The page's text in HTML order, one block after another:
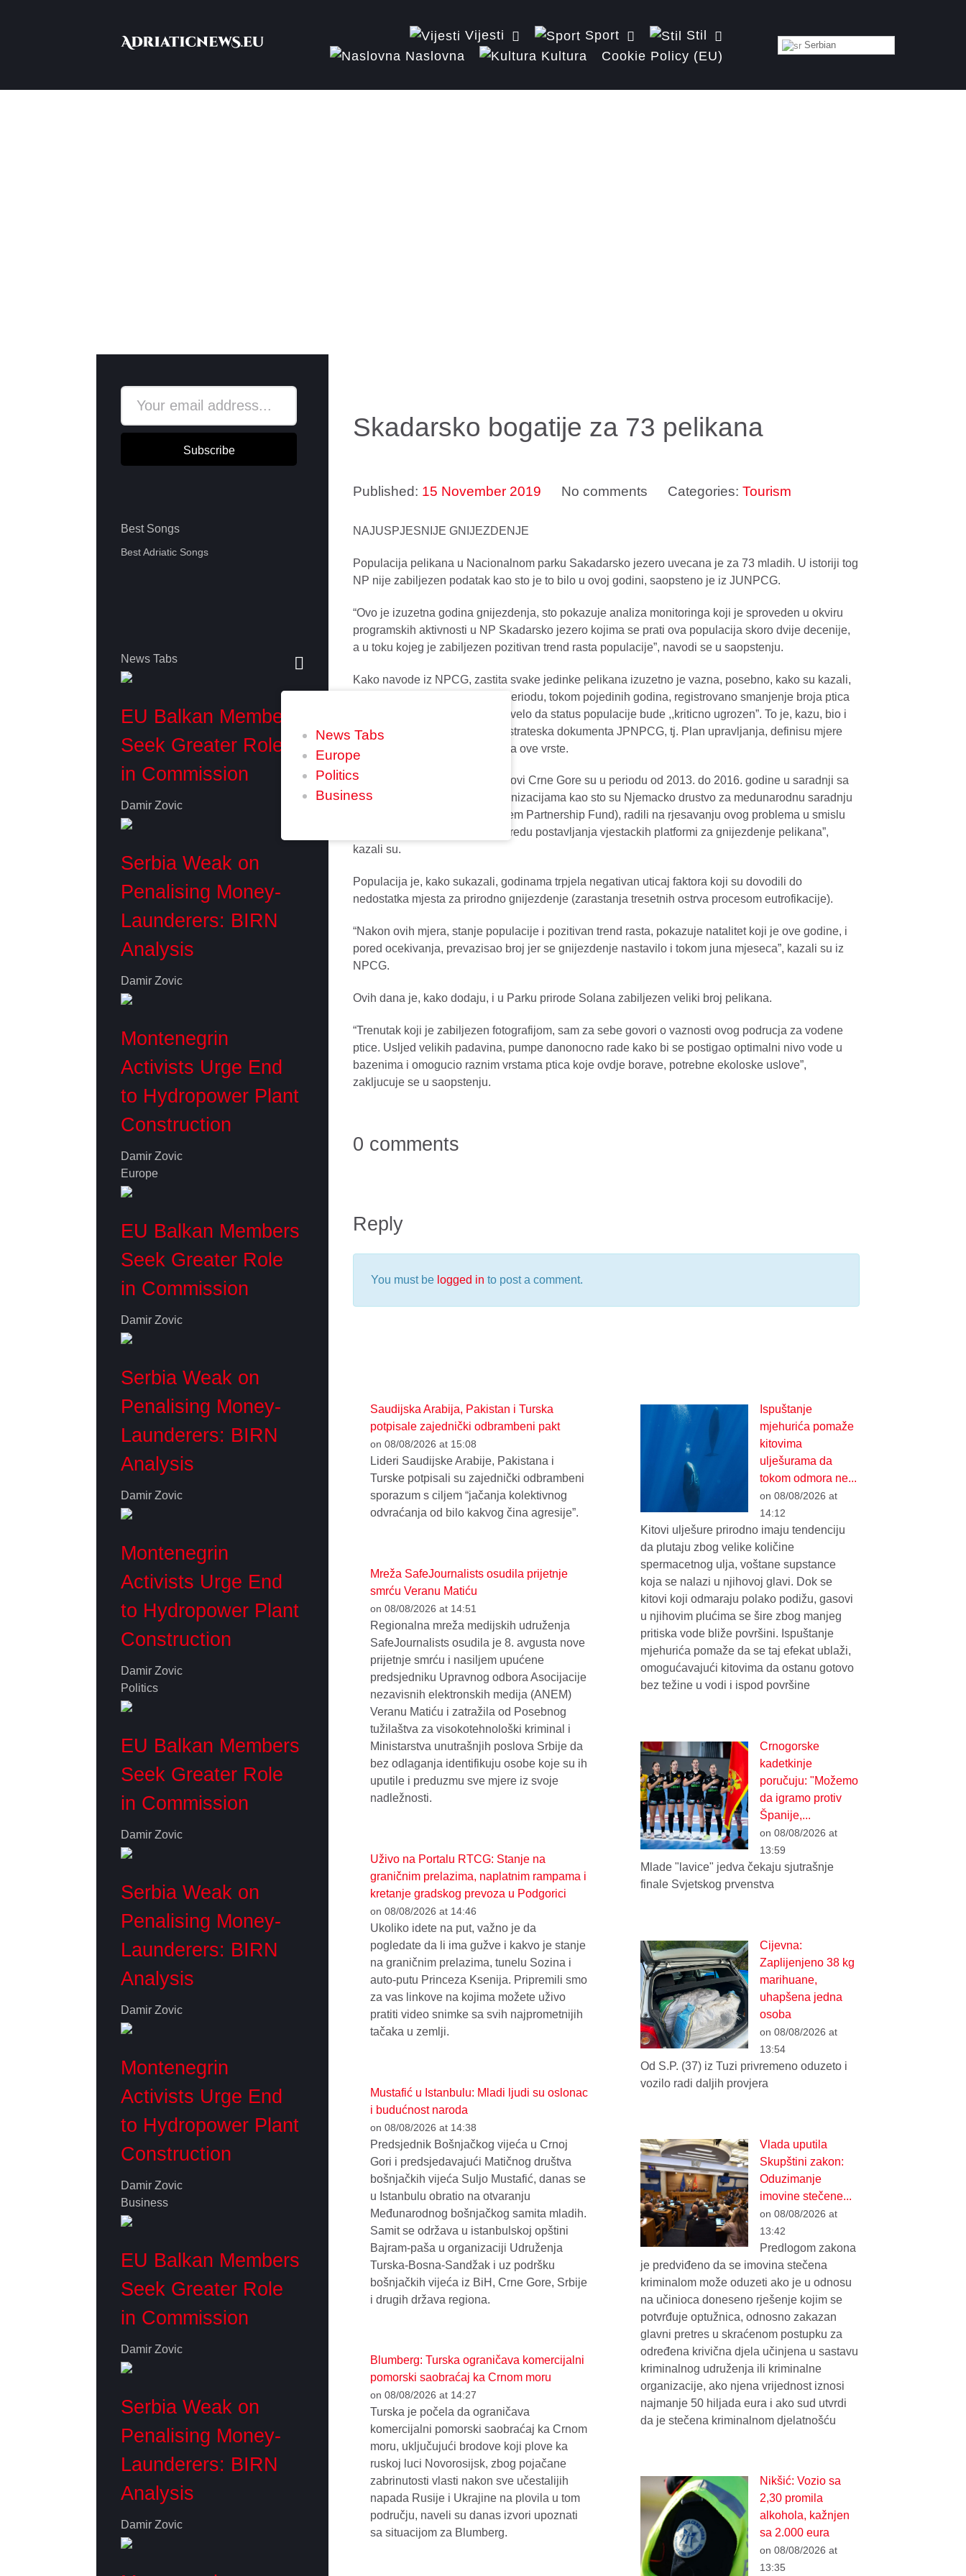
Vijesti Sport
Stil
Naslovna
Kultura Cookie Policy (EU)
Serbian
Subscribe
Best Songs
Best Adriatic Songs
News Tabs
Europe
Politics
Business
News Tabs
EU Balkan Members
Seek Greater Role
in Commission
Damir Zovic
Serbia Weak on
Penalising Money-
Launderers: BIRN
Analysis
Damir Zovic
Montenegrin
Activists Urge End
to Hydropower Plant
Construction
Damir Zovic
Europe
EU Balkan Members
Seek Greater Role
in Commission
Damir Zovic
Serbia Weak on
Penalising Money-
Launderers: BIRN
Analysis
Damir Zovic
Montenegrin
Activists Urge End
to Hydropower Plant
Construction
Damir Zovic
Politics
EU Balkan Members
Seek Greater Role
in Commission
Damir Zovic
Serbia Weak on
Penalising Money-
Launderers: BIRN
Analysis
Damir Zovic
Montenegrin
Activists Urge End
to Hydropower Plant
Construction
Damir Zovic
Business
EU Balkan Members
Seek Greater Role
in Commission
Damir Zovic
Serbia Weak on
Penalising Money-
Launderers: BIRN
Analysis
Damir Zovic
Skadarsko bogatije za 73 pelikana
Published: 15 November 2019 No comments Categories: Tourism
NAJUSPJESNIJE GNIJEZDENJE
Populacija pelikana u Nacionalnom parku Sakadarsko jezero uvecana je za 73 mladih. U istoriji tog
NP nije zabiljezen podatak kao sto je to bilo u ovoj godini, saopsteno je iz JUNPCG.
“Ovo je izuzetna godina gnijezdenja, sto pokazuje analiza monitoringa koji je sproveden u okviru
programskih aktivnosti u NP Skadarsko jezero kojima se prati ova populacija skoro dvije decenije,
a u toku kojeg je zabiljezen pozitivan trend rasta populacije”, navodi se u saopstenju.
Kako navode iz NPCG, zastita svake jedinke pelikana izuzetno je vazna, posebno, kako su kazali,
imajuci u vidu da je u ranijem periodu, tokom pojedinih godina, registrovano smanjenje broja ptica
na lokalnoj populaciji, sto je dovelo da status populacije bude ,,kriticno ugrozen”. To je, kazu, bio i
razlog da se, nakon toga, kroz strateska dokumenta JPNPCG, tj. Plan upravljanja, definisu mjere
koje ce uticati na zastitu stanista ove vrste.
“U tom pravcu, Nacionalni parkovi Crne Gore su u periodu od 2013. do 2016. godine u saradnji sa
domacim i medunarodnim organizacijama kao sto su Njemacko drustvo za medunarodnu saradnju
(GIZ) i CEPF (Crytical Ecosystem Partnership Fund), radili na rjesavanju ovog problema u smislu
konzervacije stanista, u prvom redu postavljanja vjestackih platformi za gnijezdenje pelikana”,
kazali su.
Populacija je, kako sukazali, godinama trpjela negativan uticaj faktora koji su dovodili do
nedostatka mjesta za prirodno gnijezdenje (zarastanja tresetnih ostrva procesom eutrofikacije).
“Nakon ovih mjera, stanje populacije i pozitivan trend rasta, pokazuje natalitet koji je ove godine, i
pored ocekivanja, prevazisao broj jer se gnijezdenje nastavilo i tokom juna mjeseca”, kazali su iz
NPCG.
Ovih dana je, kako dodaju, i u Parku prirode Solana zabiljezen veliki broj pelikana.
“Trenutak koji je zabiljezen fotografijom, sam za sebe govori o vaznosti ovog podrucja za vodene
ptice. Usljed velikih padavina, pumpe danonocno rade kako bi se postigao optimalni nivo vode u
bazenima i omogucio raznim vrstama ptica koje ovdje borave, potrebne ekoloske uslove”,
zakljucuje se u saopstenju.
0 comments
Reply
You must be logged in to post a comment.
Saudijska Arabija, Pakistan i Turska
potpisale zajednički odbrambeni pakt
on 08/08/2026 at 15:08
Lideri Saudijske Arabije, Pakistana i
Turske potpisali su zajednički odbrambeni
sporazum s ciljem “jačanja kolektivnog
odvraćanja od bilo kakvog čina agresije”.
Mreža SafeJournalists osudila prijetnje
smrću Veranu Matiću
on 08/08/2026 at 14:51
Regionalna mreža medijskih udruženja
SafeJournalists osudila je 8. avgusta nove
prijetnje smrću i nasiljem upućene
predsjedniku Upravnog odbora Asocijacije
nezavisnih elektronskih medija (ANEM)
Veranu Matiću i zatražila od Posebnog
tužilaštva za visokotehnološki kriminal i
Ministarstva unutrašnjih poslova Srbije da
bez odlaganja identifikuju osobe koje su ih
uputile i preduzmu sve mjere iz svoje
nadležnosti.
Uživo na Portalu RTCG: Stanje na
graničnim prelazima, naplatnim rampama i
kretanje gradskog prevoza u Podgorici
on 08/08/2026 at 14:46
Ukoliko idete na put, važno je da
pogledate da li ima gužve i kakvo je stanje
na graničnim prelazima, tunelu Sozina i
auto-putu Princeza Ksenija. Pripremili smo
za vas linkove na kojima možete uživo
pratiti video snimke sa svih najprometnijih
tačaka u zemlji.
Mustafić u Istanbulu: Mladi ljudi su oslonac
i budućnost naroda
on 08/08/2026 at 14:38
Predsjednik Bošnjačkog vijeća u Crnoj
Gori i predsjedavajući Matičnog društva
bošnjačkih vijeća Suljo Mustafić, danas se
u Istanbulu obratio na otvaranju
Međunarodnog bošnjačkog samita mladih.
Samit se održava u istanbulskoj opštini
Bajram-paša u organizaciji Udruženja
Turska-Bosna-Sandžak i uz podršku
bošnjačkih vijeća iz BiH, Crne Gore, Srbije
i drugih država regiona.
Blumberg: Turska ograničava komercijalni
pomorski saobraćaj ka Crnom moru
on 08/08/2026 at 14:27
Turska je počela da ograničava
komercijalni pomorski saobraćaj ka Crnom
moru, uključujući brodove koji plove ka
ruskoj luci Novorosijsk, zbog pojačane
zabrinutosti vlasti nakon sve učestalijih
napada Rusije i Ukrajine na plovila u tom
području, naveli su danas izvori upoznati
sa situacijom za Blumberg.
Ispuštanje
mjehurića pomaže
kitovima
ulješurama da
tokom odmora ne...
on 08/08/2026 at
14:12
Kitovi ulješure prirodno imaju tendenciju
da plutaju zbog velike količine
spermacetnog ulja, voštane supstance
koja se nalazi u njihovoj glavi. Dok se
kitovi koji odmaraju polako podižu, gasovi
u njihovim plućima se šire zbog manjeg
pritiska vode bliže površini. Ispuštanje
mjehurića pomaže da se taj efekat ublaži,
omogućavajući kitovima da ostanu gotovo
bez težine u vodi i ispod površine
Crnogorske
kadetkinje
poručuju: "Možemo
da igramo protiv
Španije,...
on 08/08/2026 at
13:59
Mlade "lavice" jedva čekaju sjutrašnje
finale Svjetskog prvenstva
Cijevna:
Zaplijenjeno 38 kg
marihuane,
uhapšena jedna
osoba
on 08/08/2026 at
13:54
Od S.P. (37) iz Tuzi privremeno oduzeto i
vozilo radi daljih provjera
Vlada uputila
Skupštini zakon:
Oduzimanje
imovine stečene...
on 08/08/2026 at
13:42
Predlogom zakona
je predviđeno da se imovina stečena
kriminalom može oduzeti ako je u odnosu
na učinioca doneseno rješenje kojim se
potvrđuje optužnica, odnosno zakazan
glavni pretres u skraćenom postupku za
određena krivična djela učinjena u sastavu
kriminalnog udruženja ili kriminalne
organizacije, ako njena vrijednost iznosi
najmanje 50 hiljada eura i ako sud utvrdi
da je stečena kriminalnom djelatnošću
Nikšić: Vozio sa
2,30 promila
alkohola, kažnjen
sa 2.000 eura
on 08/08/2026 at
13:35